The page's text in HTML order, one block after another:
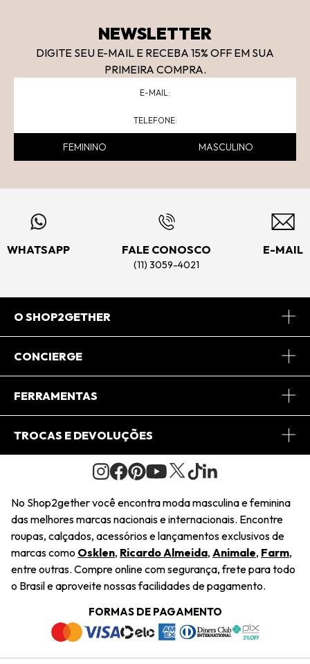
NEWSLETTER
DIGITE SEU E-MAIL E RECEBA 15% OFF EM SUA
PRIMEIRA COMPRA.
FEMININO MASCULINO
WHATSAPP FALE CONOSCO
(11) 3059-4021
E-MAIL
O SHOP2GETHER
Sobre Nós
Journal
Saiu na Mídia
Sustentabilidade
Navegando
Termos e Condições
Trabalhe Conosco
CONCIERGE
Central de Relacionamento
Regulamento e Promoções
FERRAMENTAS
Minha Conta
Pedido de Presente
Wishlist
TROCAS E DEVOLUÇÕES
Condições Gerais
Troca Fácil
Restituição de Pagamento
Dúvidas Frequentes
Termos e Condições
Política de Privacidade
No Shop2gether você encontra moda masculina e feminina
das melhores marcas nacionais e internacionais. Encontre
roupas, calçados, acessórios e lançamentos exclusivos de
marcas como Osklen, Ricardo Almeida, Animale, Farm,
entre outras. Compre online com segurança, frete para todo
o Brasil e aproveite nossas facilidades de pagamento.
FORMAS DE PAGAMENTO